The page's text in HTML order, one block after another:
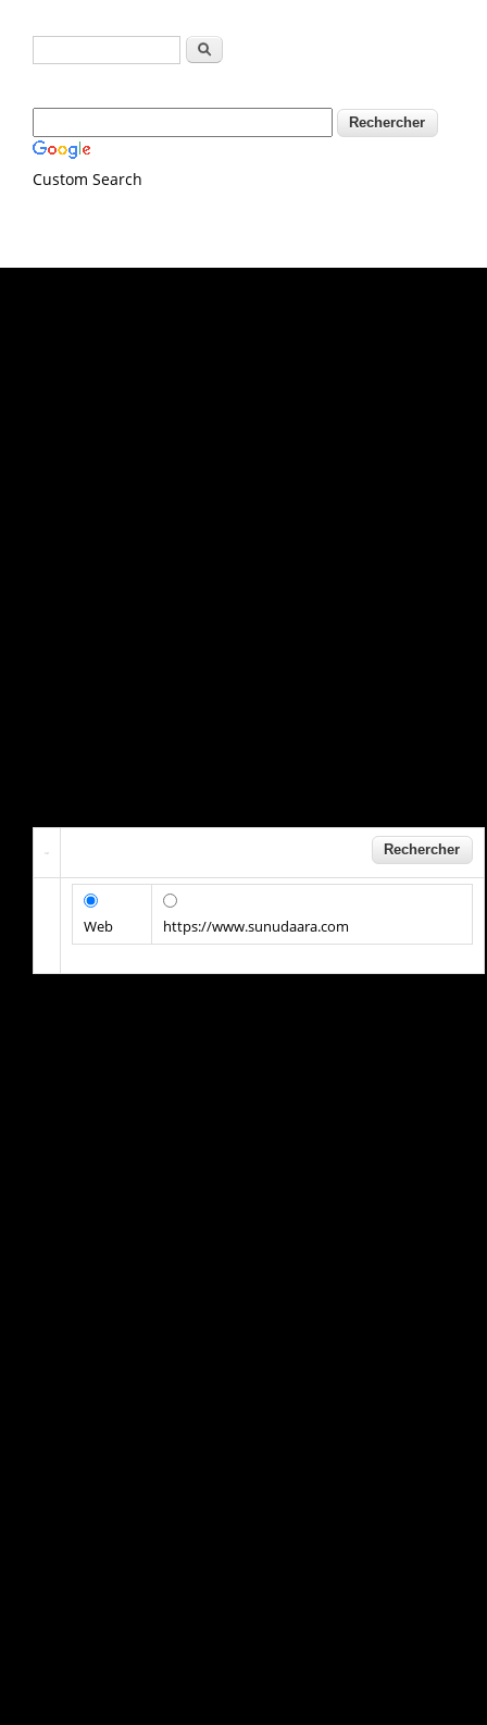
Formulaire de recherche
Rechercher
Custom Search
Web https://www.sunudaara.com